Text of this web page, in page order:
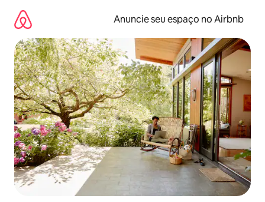
para
conteúdo
Anuncie seu espaço no Airbnb